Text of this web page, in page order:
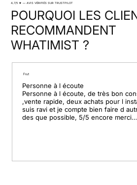
Frut
Personne à l écoute
Personne à l écoute, de très bon
,vente rapide, deux achats pour l
suis ravi et je compte bien faire d
des que possible, 5/5 encore merci
4,7/5 ★ — AVIS VÉRIFIÉS SUR TRUSTPILOT
POURQUOI LES
RECOMMANDENT
WHATIMIST ?